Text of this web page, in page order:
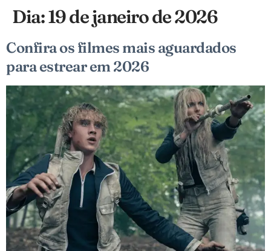
Dia:19 de janeiro de 2026
Confira os filmes mais aguardados
para estrear em 2026